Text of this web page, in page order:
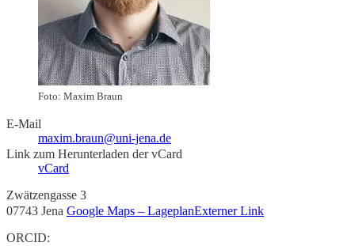
Foto: Maxim Braun
E-Mail
maxim.braun@uni-jena.de
Link zum Herunterladen der vCard
vCard
Zwätzengasse 3
07743 Jena Google Maps – LageplanExterner Link
ORCID: